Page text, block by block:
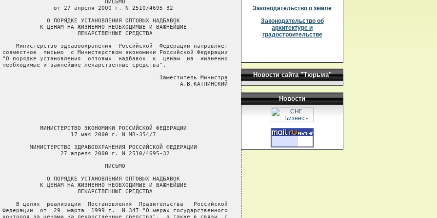
ПИСЬМО
от 27 апреля 2000 г. N 2510/4695-32
О ПОРЯДКЕ УСТАНОВЛЕНИЯ ОПТОВЫХ НАДБАВОК
К ЦЕНАМ НА ЖИЗНЕННО НЕОБХОДИМЫЕ И ВАЖНЕЙШИЕ
ЛЕКАРСТВЕННЫЕ СРЕДСТВА
Министерство здравоохранения  Российской  Федерации направляет
совместное  письмо  с Министерством экономики Российской Федерации
"О порядке установления  оптовых  надбавок  к  ценам  на  жизненно
необходимые и важнейшие лекарственные средства".
Заместитель Министра
А.В.КАТЛИНСКИЙ
МИНИСТЕРСТВО ЭКОНОМИКИ РОССИЙСКОЙ ФЕДЕРАЦИИ
17 мая 2000 г. N МВ-354/7
МИНИСТЕРСТВО ЗДРАВООХРАНЕНИЯ РОССИЙСКОЙ ФЕДЕРАЦИИ
27 апреля 2000 г. N 2510/4695-32
ПИСЬМО
О ПОРЯДКЕ УСТАНОВЛЕНИЯ ОПТОВЫХ НАДБАВОК
К ЦЕНАМ НА ЖИЗНЕННО НЕОБХОДИМЫЕ И ВАЖНЕЙШИЕ
ЛЕКАРСТВЕННЫЕ СРЕДСТВА
В целях  реализации  Постановления  Правительства   Российской
Федерации  от  29  марта  1999 г.  N 347 "О мерах государственного
контроля за ценами на лекарственные средства",  а также в связи  с
Законодательство о земле
Законодательство об
архитектуре и
градостроительстве
Новости сайта "Тюрьма"
Новости